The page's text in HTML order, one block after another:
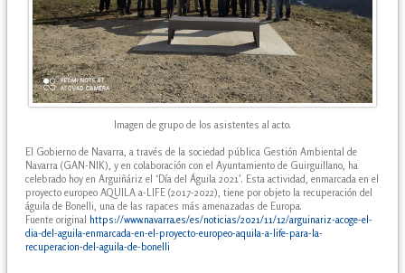
Imagen de grupo de los asistentes al acto.
El Gobierno de Navarra, a través de la sociedad pública Gestión Ambiental de
Navarra (GAN-NIK), y en colaboración con el Ayuntamiento de Guirguillano, ha
celebrado hoy en Arguiñáriz el ‘Día del Águila 2021’. Esta actividad, enmarcada en el
proyecto europeo AQUILA a-LIFE (2017-2022), tiene por objeto la recuperación del
águila de Bonelli, una de las rapaces más amenazadas de Europa.
Fuente original https://www.navarra.es/es/noticias/2021/11/12/arguinariz-acoge-el-
dia-del-aguila-enmarcada-en-el-proyecto-europeo-aquila-a-life-para-la-
recuperacion-del-aguila-de-bonelli